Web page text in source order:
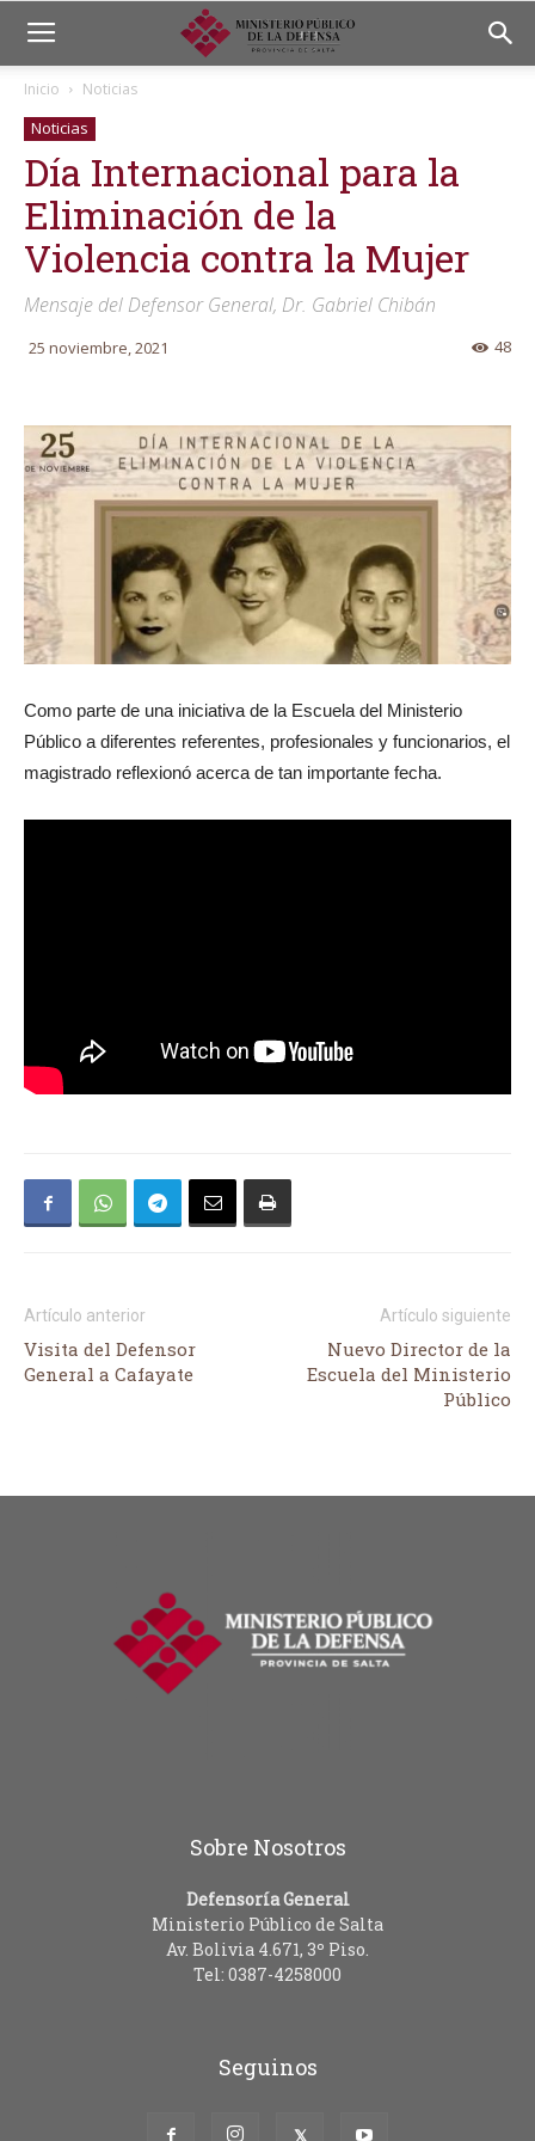
Inicio Noticias
Noticias
Día Internacional para la
Eliminación de la
Violencia contra la Mujer
Mensaje del Defensor General, Dr. Gabriel Chibán
25 noviembre, 2021 48
Como parte de una iniciativa de la Escuela del Ministerio
Público a diferentes referentes, profesionales y funcionarios, el
magistrado reflexionó acerca de tan importante fecha.
Artículo anterior
Visita del Defensor
General a Cafayate
Artículo siguiente
Nuevo Director de la
Escuela del Ministerio
Público
Sobre Nosotros
Defensoría General
Ministerio Público de Salta
Av. Bolivia 4.671, 3º Piso.
Tel: 0387-4258000
Seguinos